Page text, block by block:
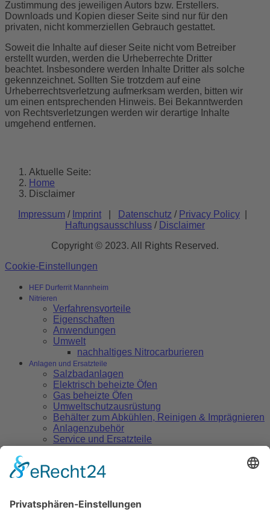
Zustimmung des jeweiligen Autors bzw. Erstellers.
Downloads und Kopien dieser Seite sind nur für den
privaten, nicht kommerziellen Gebrauch gestattet.
Soweit die Inhalte auf dieser Seite nicht vom Betreiber
erstellt wurden, werden die Urheberrechte Dritter
beachtet. Insbesondere werden Inhalte Dritter als solche
gekennzeichnet. Sollten Sie trotzdem auf eine
Urheberrechtsverletzung aufmerksam werden, bitten wir
um einen entsprechenden Hinweis. Bei Bekanntwerden
von Rechtsverletzungen werden wir derartige Inhalte
umgehend entfernen.
Aktuelle Seite:
Home
Disclaimer
Impressum / Imprint Datenschutz / Privacy Policy
Haftungsausschluss / Disclaimer
Copyright © 2023. All Rights Reserved.
Cookie-Einstellungen
HEF Durferrit Mannheim
Nitrieren
Verfahrensvorteile
Eigenschaften
Anwendungen
Umwelt
nachhaltiges Nitrocarburieren
Anlagen und Ersatzteile
Salzbadanlagen
Elektrisch beheizte Öfen
Gas beheizte Öfen
Umweltschutzausrüstung
Behälter zum Abkühlen, Reinigen & Imprägnieren
Anlagenzubehör
Service und Ersatzteile
Verfahrensvorteile
Salze zur Wärmebehandlung